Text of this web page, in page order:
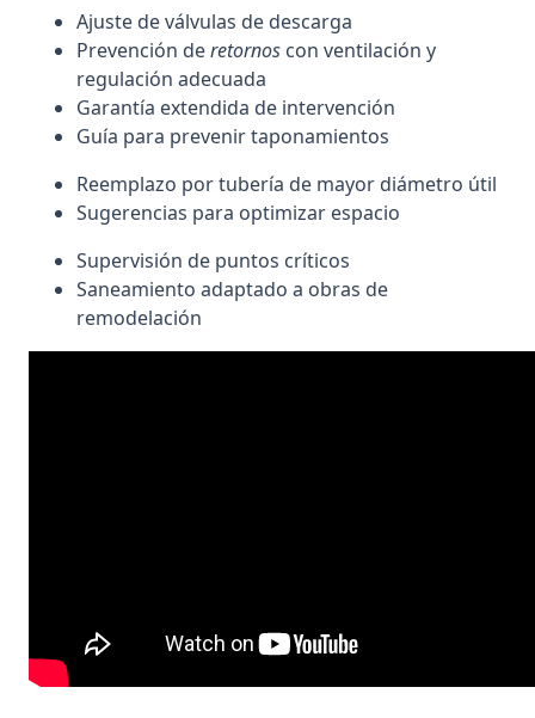
Ajuste de válvulas de descarga
Prevención deretornos con ventilación y
regulación adecuada
Garantía extendida de intervención
Guía para prevenir taponamientos
Reemplazo por tubería de mayor diámetro útil
Sugerencias para optimizar espacio
Supervisión de puntos críticos
Saneamiento adaptado a obras de
remodelación